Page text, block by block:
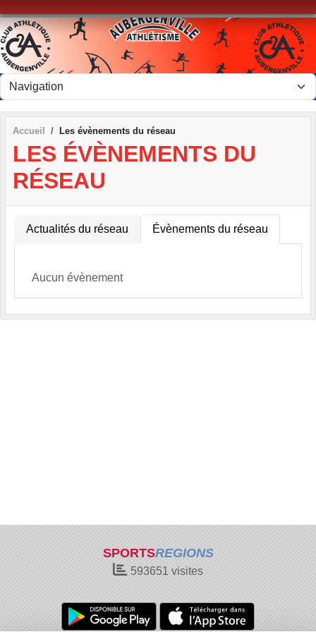
Accueil Les évènements du réseau
LES ÉVÈNEMENTS DU
RÉSEAU
Actualités du réseau Évènements du réseau
Aucun évènement
SPORTSREGIONS
593651 visites